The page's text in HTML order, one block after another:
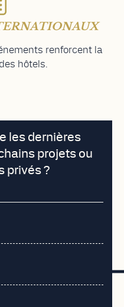
renforcent la
hôtels.
les dernières
projets ou
privés ?